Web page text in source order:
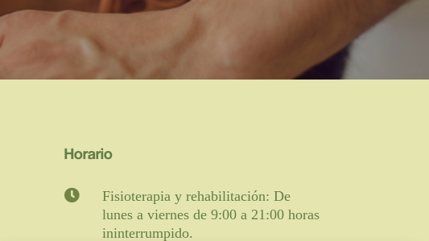
Horario

Fisioterapia y rehabilitación: De
lunes a viernes de 9:00 a 21:00 horas
ininterrumpido.